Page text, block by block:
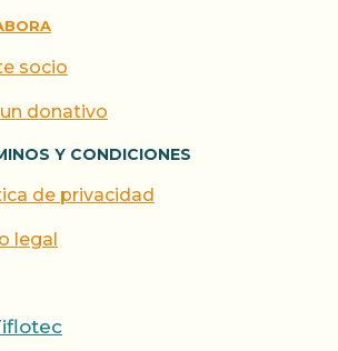
socio
donativo
Y CONDICIONES
de privacidad
legal